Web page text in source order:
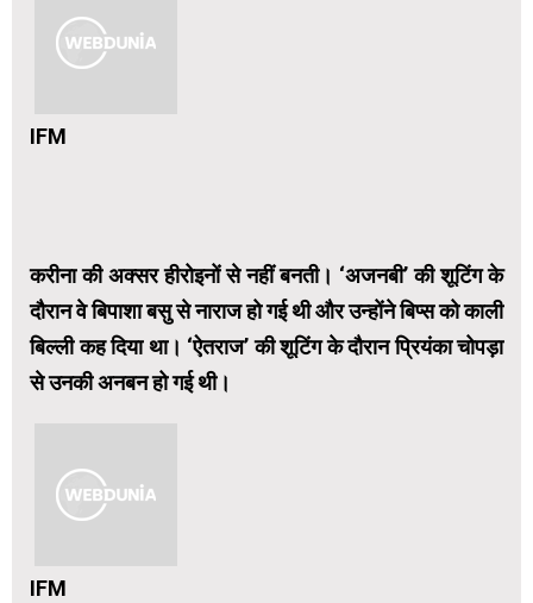
IFM
करीना की अक्सर हीरोइनों से नहीं बनती। ‘अजनबी’ की शूटिंग के
दौरान वे बिपाशा बसु से नाराज हो गई थी और उन्होंने बिप्स को काली
बिल्ली कह दिया था। ‘ऐतराज’ की शूटिंग के दौरान प्रियंका चोपड़ा
से उनकी अनबन हो गई थी।
IFM